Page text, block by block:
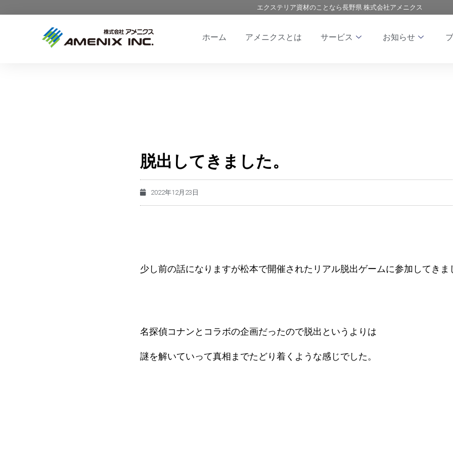
エクステリア資材のことなら長野県 株式会社アメニクス
ホーム アメニクスとは サービス お知らせ
脱出してきました。
2022年12月23日
少し前の話になりますが松本で開催されたリアル脱出ゲームに参加してきま
名探偵コナンとコラボの企画だったので脱出というよりは
謎を解いていって真相までたどり着くような感じでした。